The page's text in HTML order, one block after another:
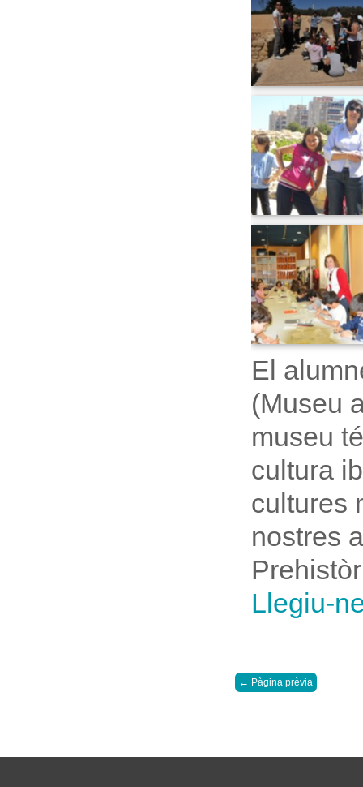
El
(Museu
museu
cultura
cultures
nostres
Llegiu-
Pàgina prèvia